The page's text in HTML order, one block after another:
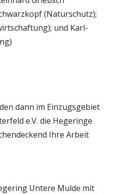
(Naturschutz);
und Karl-
dann im Einzugsgebiet
e.V. die Hegeringe
Ihre Arbeit
Untere Mulde mit